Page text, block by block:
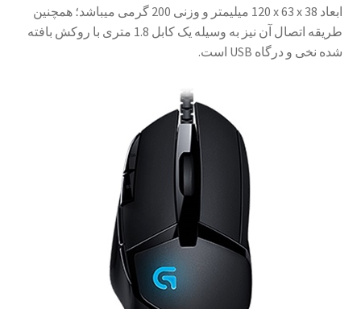
ابعاد 120 x 63 x 38
میلی­متر و وزنی 200 گرمی می­باشد؛ همچنین
طریقه اتصال آن نیز به وسیله یک کابل 1.8 متری با روکش بافته
شده نخی و درگاه USB است.